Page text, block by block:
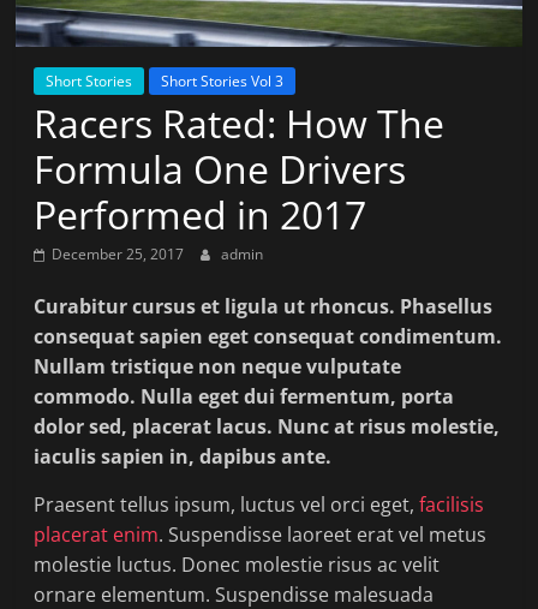
Short Stories Short Stories Vol 3
Racers Rated: How The
Formula One Drivers
Performed in 2017
December 25, 2017 admin
Curabitur cursus et ligula ut rhoncus. Phasellus
consequat sapien eget consequat condimentum.
Nullam tristique non neque vulputate
commodo. Nulla eget dui fermentum, porta
dolor sed, placerat lacus. Nunc at risus molestie,
iaculis sapien in, dapibus ante.
Praesent tellus ipsum, luctus vel orci eget, facilisis
placerat enim. Suspendisse laoreet erat vel metus
molestie luctus. Donec molestie risus ac velit
ornare elementum. Suspendisse malesuada